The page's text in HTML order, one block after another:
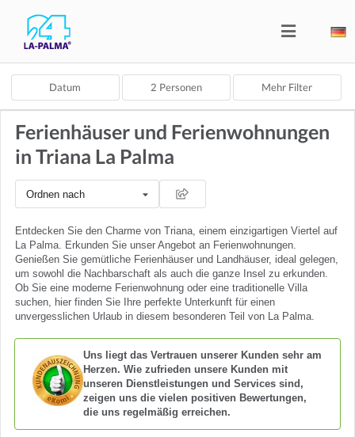
Datum 2 Personen Mehr Filter
Ferienhäuser und Ferienwohnungen
in Triana La Palma
Ordnen nach
Entdecken Sie den Charme von Triana, einem einzigartigen Viertel auf
La Palma. Erkunden Sie unser Angebot an Ferienwohnungen.
Genießen Sie gemütliche Ferienhäuser und Landhäuser, ideal gelegen,
um sowohl die Nachbarschaft als auch die ganze Insel zu erkunden.
Ob Sie eine moderne Ferienwohnung oder eine traditionelle Villa
suchen, hier finden Sie Ihre perfekte Unterkunft für einen
unvergesslichen Urlaub in diesem besonderen Teil von La Palma.
Uns liegt das Vertrauen unserer Kunden sehr am
Herzen. Wie zufrieden unsere Kunden mit
unseren Dienstleistungen und Services sind,
zeigen uns die vielen positiven Bewertungen,
die uns regelmäßig erreichen.